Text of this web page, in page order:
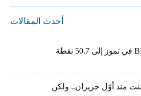
أحدث المقالات
منذ أوّل حزيران.. ولكن